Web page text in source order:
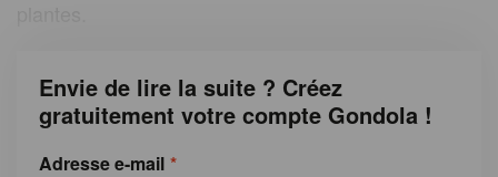
Envie de lire la suite ? Créez
gratuitement votre compte Gondola !
Adresse e-mail